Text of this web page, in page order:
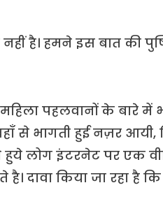
नहीं है। हमने इस बात की
पहलवानों के बारे में
से भागती हुई नज़र आयी,
लोग इंटरनेट पर एक
किया जा रहा है कि